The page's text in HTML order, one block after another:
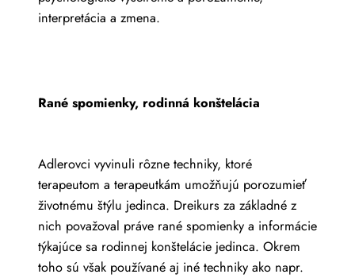
interpretácia a zmena.
Rané spomienky, rodinná konštelácia
Adlerovci vyvinuli rôzne techniky, ktoré
terapeutom a terapeutkám umožňujú porozumieť
životnému štýlu jedinca. Dreikurs za základné z
nich považoval práve rané spomienky a informácie
týkajúce sa rodinnej konštelácie jedinca. Okrem
toho sú však používané aj iné techniky ako napr.